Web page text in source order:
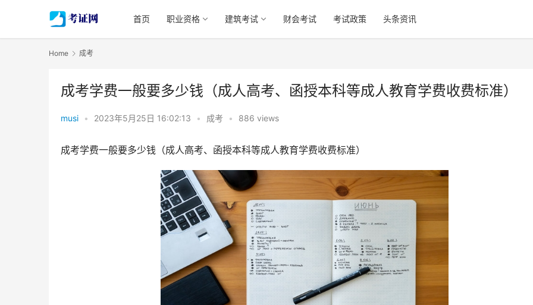
首页 职业资格 建筑考试 财会考试 考试政策 头条资讯
Home 成考
成考学费一般要多少钱（成人高考、函授本科等成人教育学费收费标准）
musi • 2023年5月25日 16:02:13 • 成考 • 886 views
成考学费一般要多少钱（成人高考、函授本科等成人教育学费收费标准）